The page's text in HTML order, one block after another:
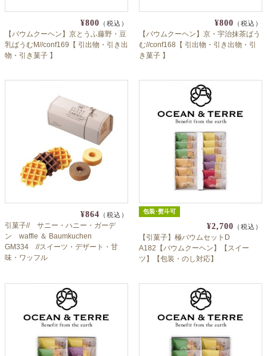
内祝い 出産祝い
季節イベント特集
会社概要
よくあるご質問
ドメイン指定受信について
無料サンプル・資料請求
お問合せ
¥800 （税込）
【バウムクーヘン】京とうふ藤野・豆
乳ばうむM//conf169【 引出物・引き出
物・引き菓子 】
¥800 （税込）
【バウムクーヘン】京・宇治抹茶ばう
む//conf168【 引出物・引き出物・引
き菓子 】
¥864 （税込）
引菓子// サニー・ハニー・ガーデ
ン waffle ＆ Baumkuchen
GM334 //スイーツ・デザート・甘
味・ワッフル
包装･熨斗可
¥2,700 （税込）
【引菓子】極バウムセットD
A182【バウムクーヘン】【スイー
ツ】【包装・のし対応】